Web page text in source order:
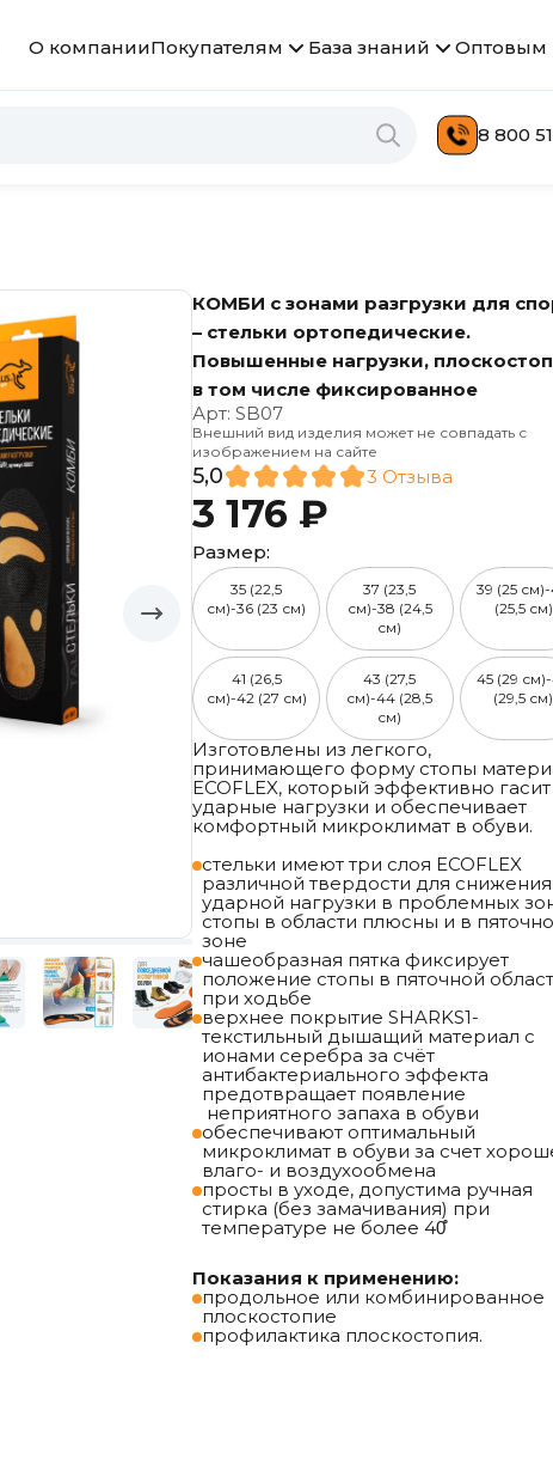
О компанииПокупателям База знаний Оптовым
8 800
КОМБИ с зонами разгрузки для
– стельки ортопедические.
Повышенные нагрузки,
в том числе фиксированное
Арт:SB07
Внешний вид изделия может не совпадать с
изображением на сайте
5,0 3 Отзыва
3 176 ₽
Размер:
35 (22,5
см)-36 (23 см)
37 (23,5
см)-38 (24,5
см)
39 (25
(25,5 см)
41 (26,5
см)-42 (27 см)
43 (27,5
см)-44 (28,5
см)
45 (29
(29,5 см)
Изготовлены из легкого,
принимающего форму стопы
ECOFLEX, который эффективно гасит
ударные нагрузки и обеспечивает
комфортный микроклимат в обуви.
стельки имеют три слоя ECOFLEX
различной твердости для снижения
ударной нагрузки в проблемных
стопы в области плюсны и в
зоне
чашеобразная пятка фиксирует
положение стопы в пяточной
при ходьбе
верхнее покрытие SHARKS1-
текстильный дышащий материал с
ионами серебра за счёт
антибактериального эффекта
предотвращает появление
неприятного запаха в обуви
обеспечивают оптимальный
микроклимат в обуви за счет
влаго- и воздухообмена
просты в уходе, допустима ручная
стирка (без замачивания) при
температуре не более 40̊̊
Показания к применению:
продольное или комбинированное
плоскостопие
профилактика плоскостопия.